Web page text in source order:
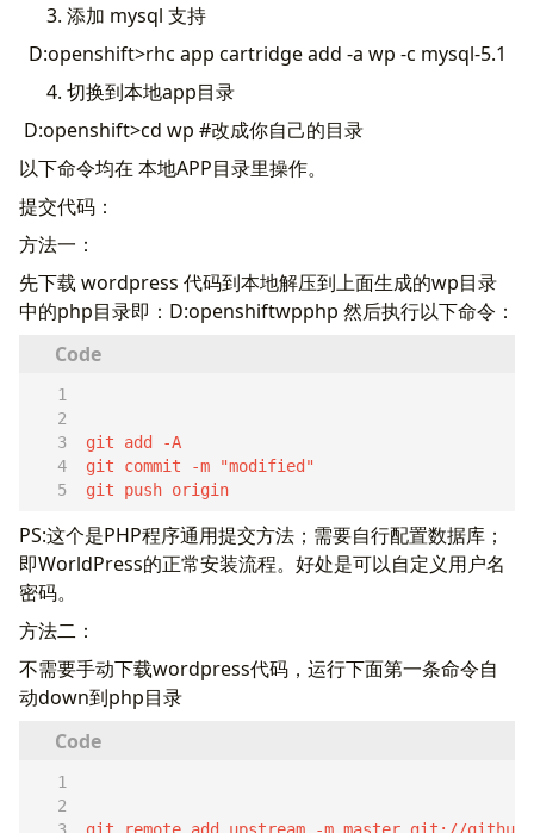
添加 mysql 支持
D:openshift>rhc app cartridge add -a wp -c mysql-5.1
切换到本地app目录
D:openshift>cd wp #改成你自己的目录
以下命令均在 本地APP目录里操作。
提交代码：
方法一：
先下载 wordpress 代码到本地解压到上面生成的wp目录
中的php目录即：D:openshiftwpphp 然后执行以下命令：
git push origin
PS:这个是PHP程序通用提交方法；需要自行配置数据库；
即WorldPress的正常安装流程。好处是可以自定义用户名
密码。
方法二：
不需要手动下载wordpress代码，运行下面第一条命令自
动down到php目录